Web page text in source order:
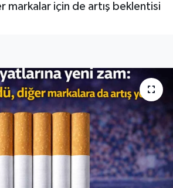
markalar için de artış beklentisi